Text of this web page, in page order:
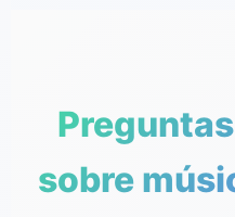
sobre